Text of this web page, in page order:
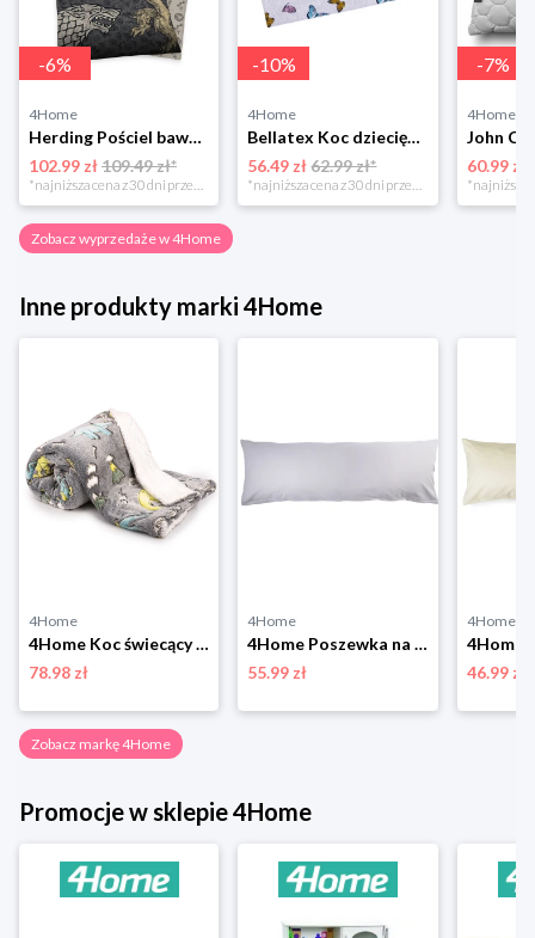
-6%
4Home
Herding Pościel bawełniana Game of the Thrones, 140 x 200 cm, 70 x 90 cm
102.99 zł109.49 zł*
*najniższa cena z 30 dni przed obniżką
-10%
4Home
Bellatex Koc dziecięcy Bára Butterfly różowy, 75 x 100 cm
56.49 zł 62.99 zł*
*najniższa cena z 30 dni przed obniżką
-7%
4Home
60.99 zł
Zobacz wyprzedaże w 4Home
Inne produkty marki 4Home
4Home
4Home Koc świecący z barankiem Dino, 150 x 200 cm
78.98 zł
4Home
4Home Poszewka na poduszkę relaksacyjną Mąż zastępczy jasnoszary, 50 x 150 cm
55.99 zł
4Home
46.99 zł
Zobacz markę 4Home
Promocje w sklepie 4Home